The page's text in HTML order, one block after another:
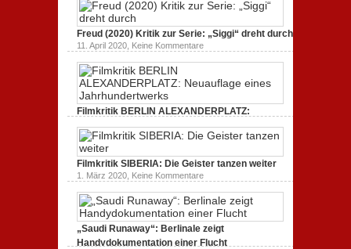
Kritik
zum
Bullenritt
durch
ein
unmissverständlich.
19. Mai 2020,Keine Kommentare
Endlich
Tacheles
(2020)
unverständlich,
Freud (2020) Kritik zur Serie: „Siggi“ dreht durch
11. April 2020, Keine Kommentarezu
Freud
(2020)
zur
dreht
durch
Filmkritik BERLIN ALEXANDERPLATZ:
Neuauflage eines Jahrhundertwerks
1. März 2020,Keine Kommentarezu
BERLIN
ALEXANDERPLATZ:
Neuauflage
eines
Jahrhundertwerks
Filmkritik SIBERIA: Die Geister tanzen weiter
1. März 2020, Keine Kommentarezu
Filmkritik
SIBERIA:
Die
Geister
tanzen
weiter
„Saudi Runaway“: Berlinale zeigt
Handydokumentation einer Flucht